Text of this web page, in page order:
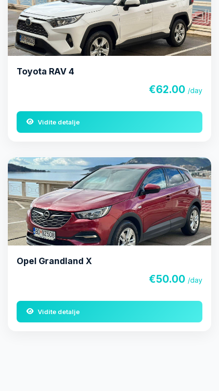
Toyota RAV 4
€62.00 /day
Vidite detalje
Opel Grandland X
€50.00 /day
Vidite detalje